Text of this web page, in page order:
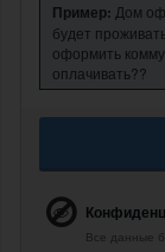
Пример: Дом
будет
оформить
оплачивать??
Все данные